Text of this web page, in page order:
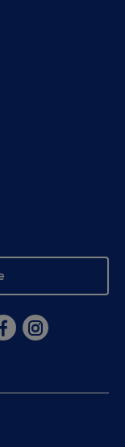
Aller
facebook
Aller
instagram